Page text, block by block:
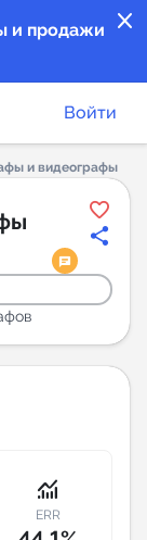
close
и продажи
Войти
и видеографы
monitoring
ERR